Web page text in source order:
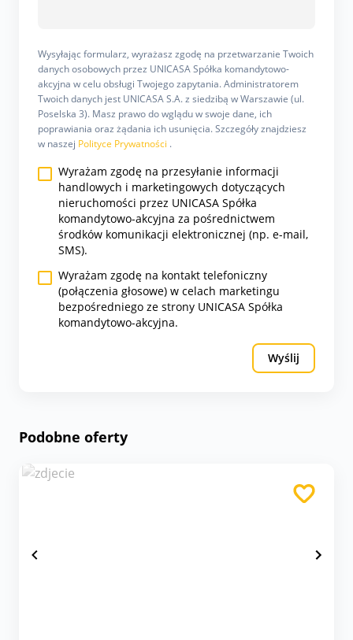
Wysyłając formularz, wyrażasz zgodę na przetwarzanie Twoich
danych osobowych przez UNICASA Spółka komandytowo-
akcyjna w celu obsługi Twojego zapytania. Administratorem
Twoich danych jest UNICASA S.A. z siedzibą w Warszawie (ul.
Poselska 3). Masz prawo do wglądu w swoje dane, ich
poprawiania oraz żądania ich usunięcia. Szczegóły znajdziesz
w naszej Polityce Prywatności .
Wyrażam zgodę na przesyłanie informacji
handlowych i marketingowych dotyczących
nieruchomości przez UNICASA Spółka
komandytowo-akcyjna za pośrednictwem
środków komunikacji elektronicznej (np. e-mail,
SMS).
Wyrażam zgodę na kontakt telefoniczny
(połączenia głosowe) w celach marketingu
bezpośredniego ze strony UNICASA Spółka
komandytowo-akcyjna.
Wyślij
Podobne oferty